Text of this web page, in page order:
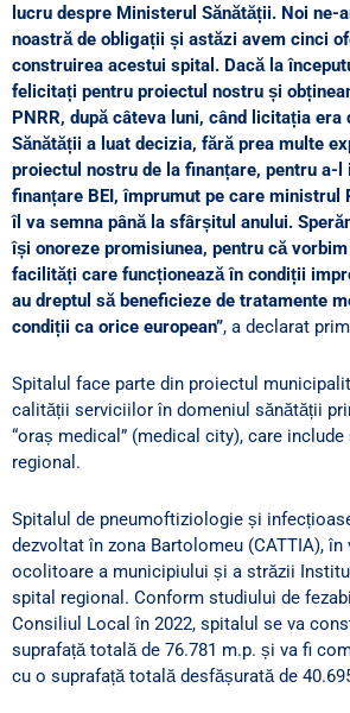
lucru despre Ministerul Sănătății. Noi ne-
noastră de obligații și astăzi avem cinci
construirea acestui spital. Dacă la
felicitați pentru proiectul nostru și
PNRR, după câteva luni, când licitația era
Sănătății a luat decizia, fără prea multe
proiectul nostru de la finanțare, pentru a-l
finanțare BEI, împrumut pe care ministrul
îl va semna până la sfârșitul anului.
își onoreze promisiunea, pentru că
facilități care funcționează în condiții
au dreptul să beneficieze de tratamente
condiții ca orice european”, a declarat
Spitalul face parte din proiectul
calității serviciilor în domeniul sănătății
“oraș medical” (medical city), care
regional.
Spitalul de pneumoftiziologie și
dezvoltat în zona Bartolomeu (CATTIA),
ocolitoare a municipiului și a străzii
spital regional. Conform studiului de
Consiliul Local în 2022, spitalul se va
suprafață totală de 76.781 m.p. și va fi
cu o suprafață totală desfășurată de